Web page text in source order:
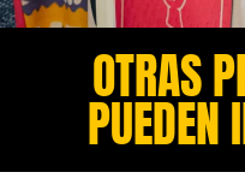
OTRAS
PUEDEN